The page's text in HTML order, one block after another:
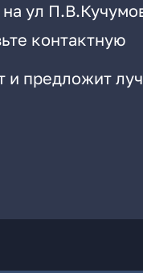
ул
контактную
и предложит